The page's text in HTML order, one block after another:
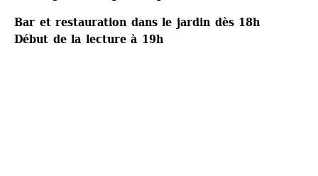
Bar et restauration dans le jardin dès 18h
Début de la lecture à 19h